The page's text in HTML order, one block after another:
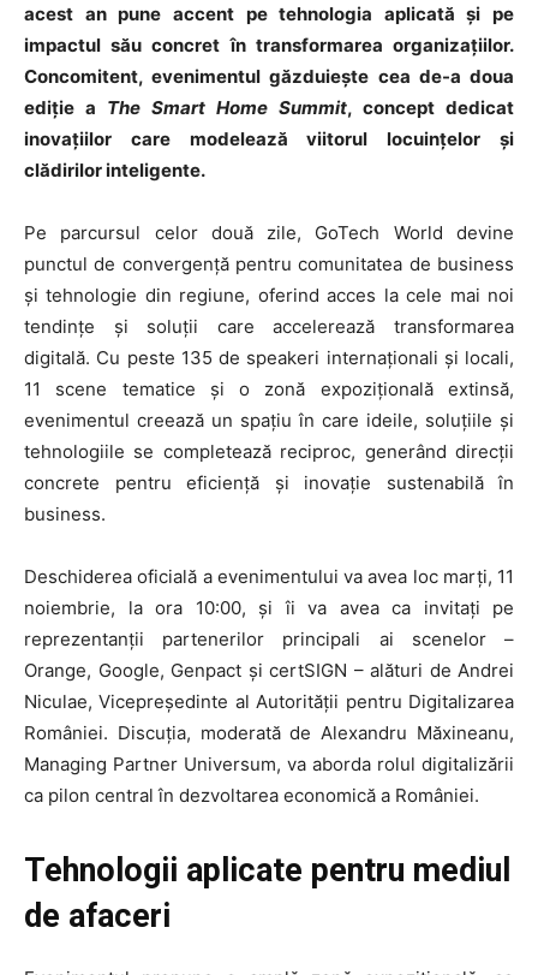
acest an pune accent pe tehnologia aplicată și pe
impactul său concret în transformarea organizațiilor.
Concomitent, evenimentul găzduiește cea de-a doua
ediție a The Smart Home Summit, concept dedicat
inovațiilor care modelează viitorul locuințelor și
clădirilor inteligente.
Pe parcursul celor două zile, GoTech World devine
punctul de convergență pentru comunitatea de business
și tehnologie din regiune, oferind acces la cele mai noi
tendințe și soluții care accelerează transformarea
digitală. Cu peste 135 de speakeri internaționali și locali,
11 scene tematice și o zonă expozițională extinsă,
evenimentul creează un spațiu în care ideile, soluțiile și
tehnologiile se completează reciproc, generând direcții
concrete pentru eficiență și inovație sustenabilă în
business.
Deschiderea oficială a evenimentului va avea loc marți, 11
noiembrie, la ora 10:00, și îi va avea ca invitați pe
reprezentanții partenerilor principali ai scenelor –
Orange, Google, Genpact și certSIGN – alături de Andrei
Niculae, Vicepreședinte al Autorității pentru Digitalizarea
României. Discuția, moderată de Alexandru Măxineanu,
Managing Partner Universum, va aborda rolul digitalizării
ca pilon central în dezvoltarea economică a României.
Tehnologii aplicate pentru mediul
de afaceri